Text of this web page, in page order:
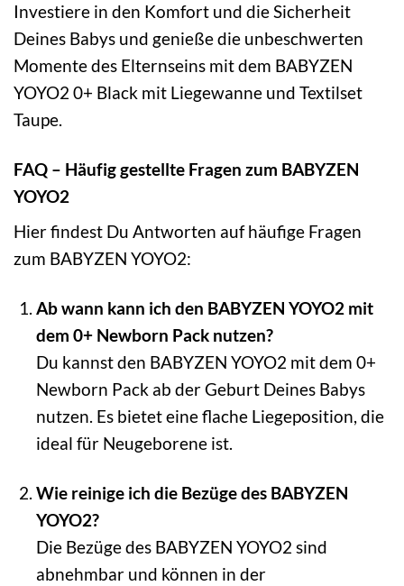
Investiere in den Komfort und die Sicherheit
Deines Babys und genieße die unbeschwerten
Momente des Elternseins mit dem BABYZEN
YOYO2 0+ Black mit Liegewanne und Textilset
Taupe.
FAQ – Häufig gestellte Fragen zum BABYZEN
YOYO2
Hier findest Du Antworten auf häufige Fragen
zum BABYZEN YOYO2:
Ab wann kann ich den BABYZEN YOYO2 mit
dem 0+ Newborn Pack nutzen?
Du kannst den BABYZEN YOYO2 mit dem 0+
Newborn Pack ab der Geburt Deines Babys
nutzen. Es bietet eine flache Liegeposition, die
ideal für Neugeborene ist.
Wie reinige ich die Bezüge des BABYZEN
YOYO2?
Die Bezüge des BABYZEN YOYO2 sind
abnehmbar und können in der